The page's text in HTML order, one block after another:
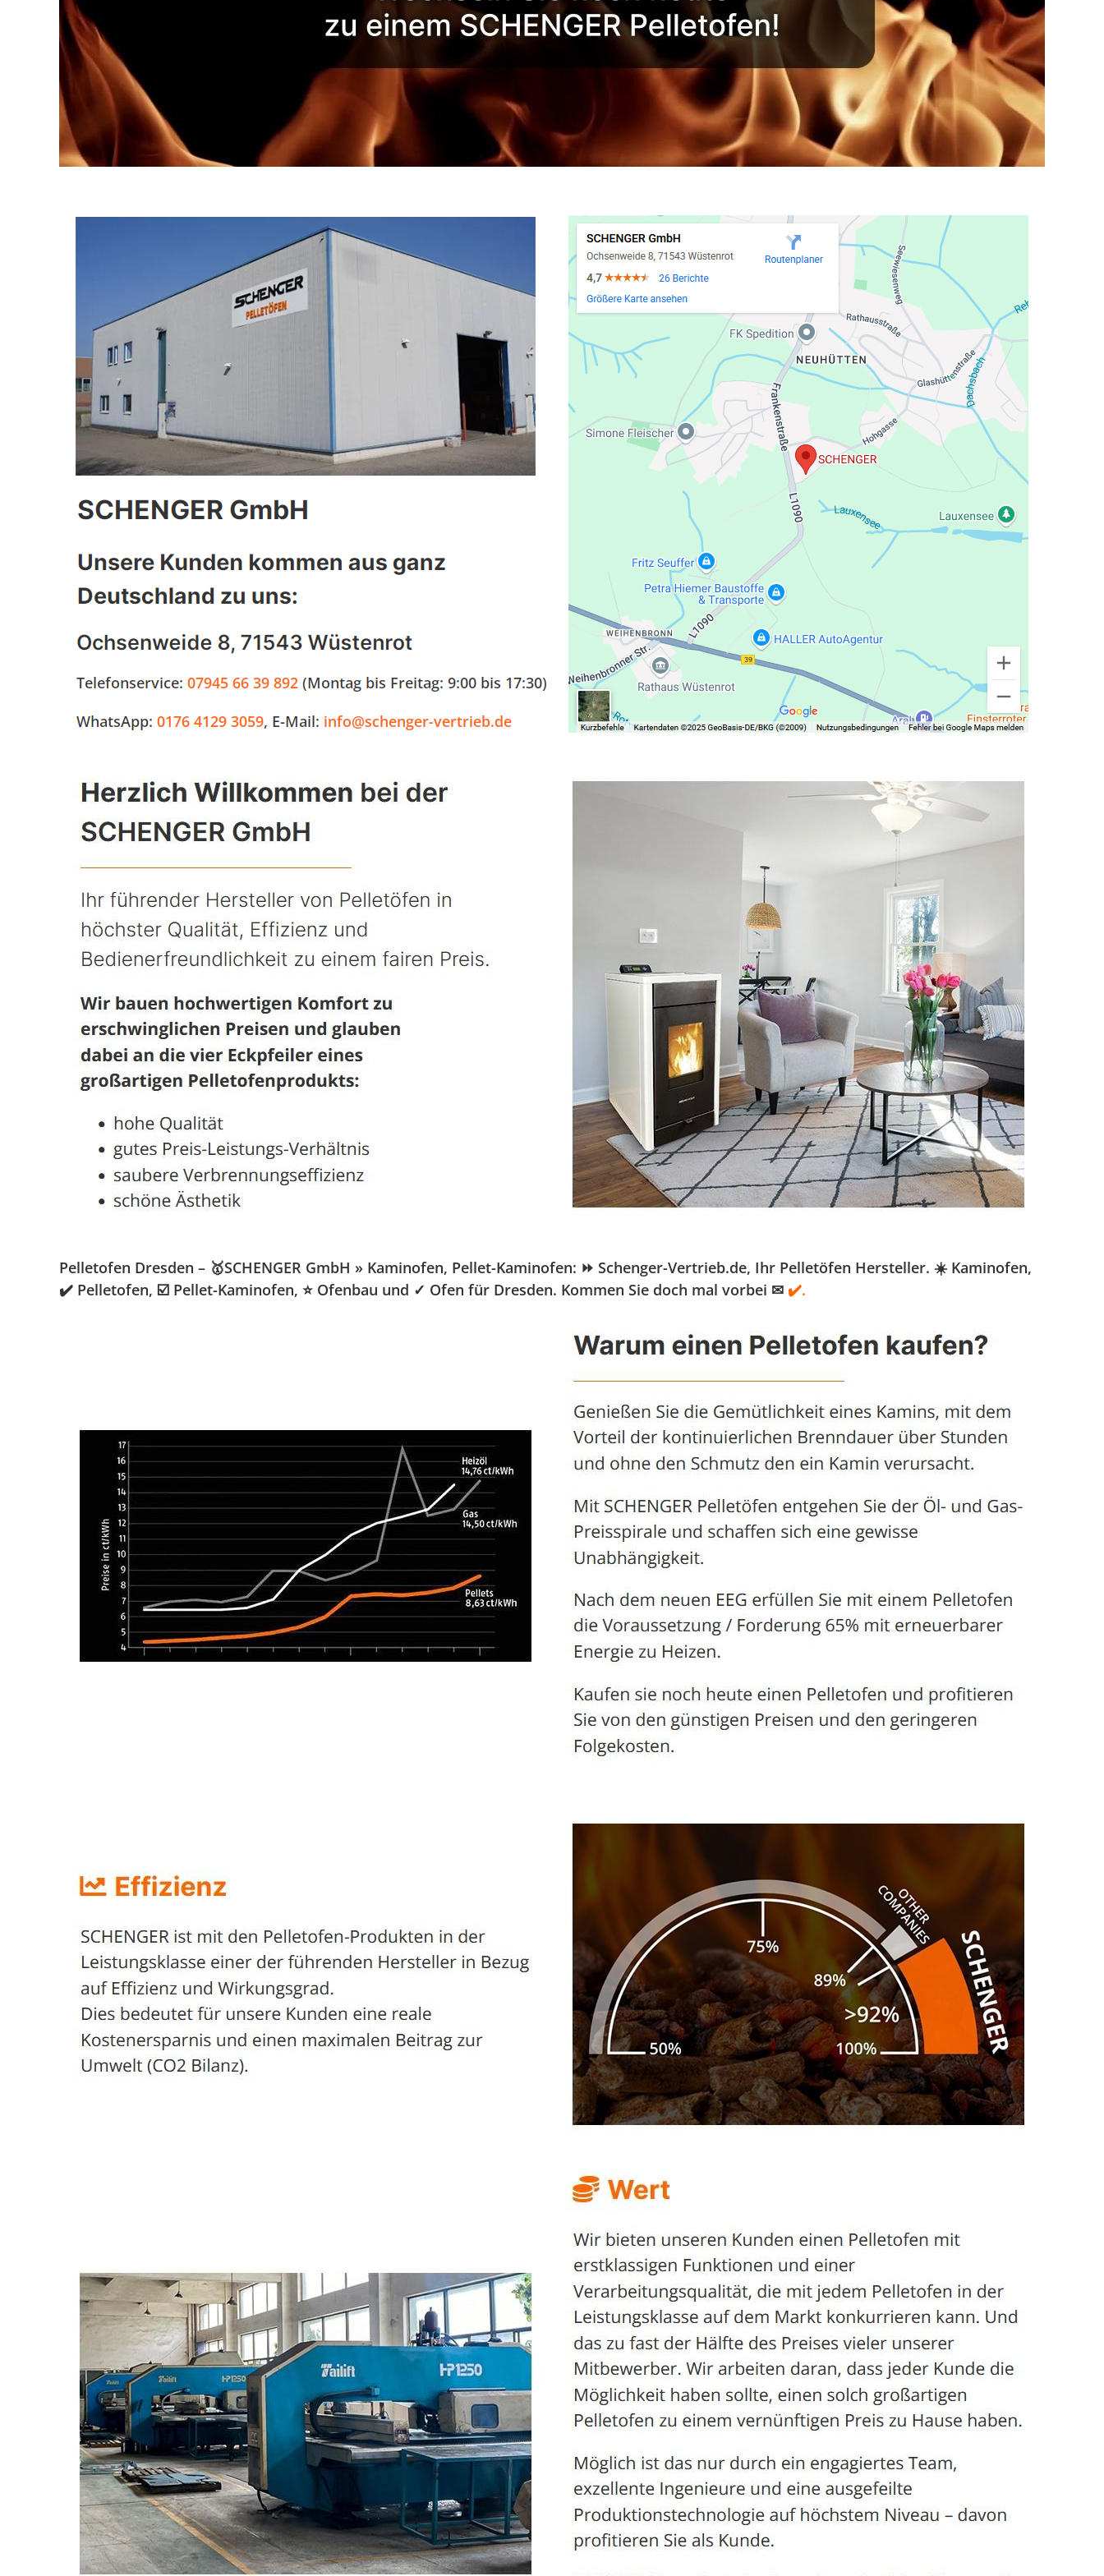
Pelletofen Dresden – 🥇SCHENGER GmbH » Kaminofen, Pellet-Kaminofen: ⏩ Schenger-Vertrieb.de, Ihr Pelletöfen Hersteller. ☀️ Kaminofen,
✔️ Pelletofen, ☑️ Pellet-Kaminofen, ⭐ Ofenbau und ✓ Ofen für Dresden. Kommen Sie doch mal vorbei ✉ ✔️.